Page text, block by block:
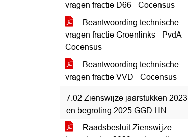
vragen fractie D66 - Cocensus
Beantwoording technische
vragen fractie Groenlinks - PvdA -
Cocensus
Beantwoording technische
vragen fractie VVD - Cocensus
7.02 Zienswijze jaarstukken 2023
en begroting 2025 GGD HN
Raadsbesluit Zienswijze